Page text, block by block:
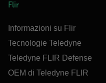
Flir
Informazioni su Flir
Tecnologie Teledyne
Teledyne FLIR Defense
OEM di Teledyne FLIR